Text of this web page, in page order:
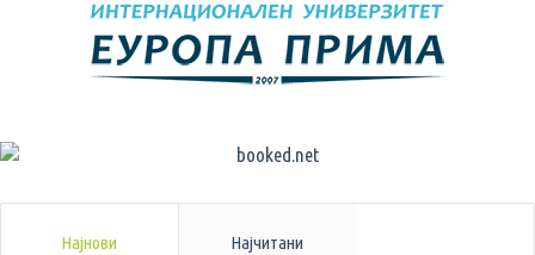
Најнови Најчитани